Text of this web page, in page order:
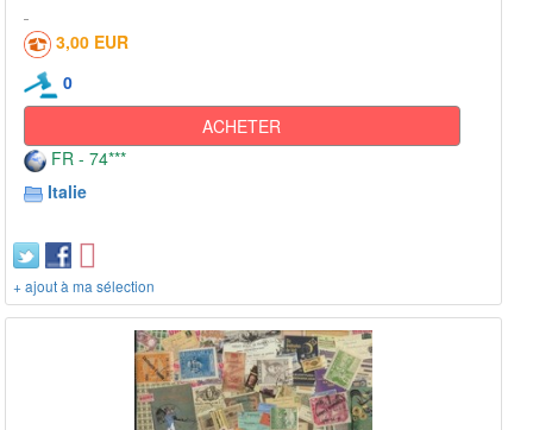
3,00 EUR
0
ACHETER
FR - 74***
Italie
+ ajout à ma sélection